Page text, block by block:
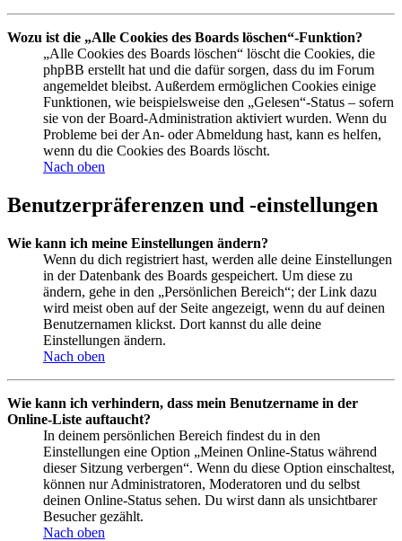
Wozu ist die „Alle Cookies des Boards löschen“-Funktion?
„Alle Cookies des Boards löschen“ löscht die Cookies, die
phpBB erstellt hat und die dafür sorgen, dass du im Forum
angemeldet bleibst. Außerdem ermöglichen Cookies einige
Funktionen, wie beispielsweise den „Gelesen“-Status – sofern
sie von der Board-Administration aktiviert wurden. Wenn du
Probleme bei der An- oder Abmeldung hast, kann es helfen,
wenn du die Cookies des Boards löscht.
Nach oben
Benutzerpräferenzen und -einstellungen
Wie kann ich meine Einstellungen ändern?
Wenn du dich registriert hast, werden alle deine Einstellungen
in der Datenbank des Boards gespeichert. Um diese zu
ändern, gehe in den „Persönlichen Bereich“; der Link dazu
wird meist oben auf der Seite angezeigt, wenn du auf deinen
Benutzernamen klickst. Dort kannst du alle deine
Einstellungen ändern.
Nach oben
Wie kann ich verhindern, dass mein Benutzername in der
Online-Liste auftaucht?
In deinem persönlichen Bereich findest du in den
Einstellungen eine Option „Meinen Online-Status während
dieser Sitzung verbergen“. Wenn du diese Option einschaltest,
können nur Administratoren, Moderatoren und du selbst
deinen Online-Status sehen. Du wirst dann als unsichtbarer
Besucher gezählt.
Nach oben